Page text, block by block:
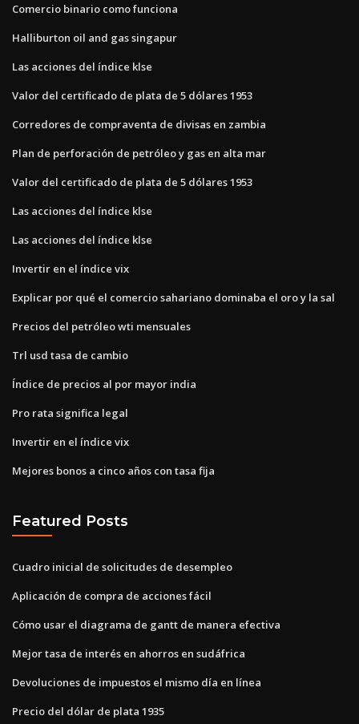
Comercio binario como funciona
Halliburton oil and gas singapur
Las acciones del índice klse
Valor del certificado de plata de 5 dólares 1953
Corredores de compraventa de divisas en zambia
Plan de perforación de petróleo y gas en alta mar
Valor del certificado de plata de 5 dólares 1953
Las acciones del índice klse
Las acciones del índice klse
Invertir en el índice vix
Explicar por qué el comercio sahariano dominaba el oro y la sal
Precios del petróleo wti mensuales
Trl usd tasa de cambio
Índice de precios al por mayor india
Pro rata significa legal
Invertir en el índice vix
Mejores bonos a cinco años con tasa fija
Featured Posts
Cuadro inicial de solicitudes de desempleo
Aplicación de compra de acciones fácil
Cómo usar el diagrama de gantt de manera efectiva
Mejor tasa de interés en ahorros en sudáfrica
Devoluciones de impuestos el mismo día en línea
Precio del dólar de plata 1935